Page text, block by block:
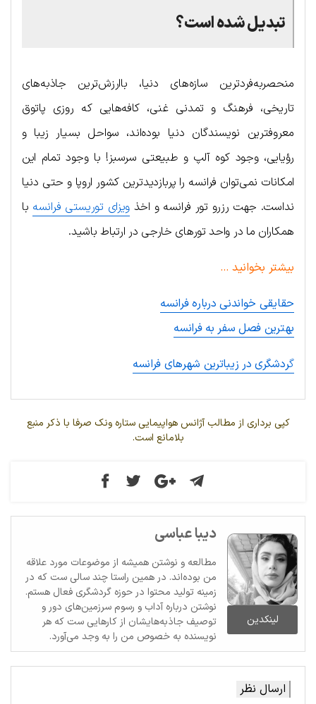
تبدیل شده است؟
منحصربه‌فردترین سازه‌های دنیا، باارزش‌ترین جاذبه‌های
تاریخی، فرهنگ و تمدنی غنی، کافه‌هایی که روزی پاتوق
معروفترین نویسندگان دنیا بوده‌اند، سواحل بسیار زیبا و
رؤیایی، وجود کوه آلپ و طبیعتی سرسبز! با وجود تمام این
امکانات نمی‌توان فرانسه را پربازدیدترین کشور اروپا و حتی دنیا
نداست. جهت رزرو تور فرانسه و اخذ ویزای توریستی فرانسه با
همکاران ما در واحد تورهای خارجی در ارتباط باشید.
بیشتر بخوانید …
حقایقی خواندنی درباره فرانسه
بهترین فصل سفر به فرانسه
گردشگری در زیباترین شهرهای فرانسه
کپی برداری از مطالب آژانس هواپیمایی ستاره ونک صرفا با ذکر منبع
بلامانع است.
لینکدین
دیبا عباسی
مطالعه و نوشتن همیشه از موضوعات مورد علاقه
من بوده‌اند. در همین راستا چند سالی ست که در
زمینه تولید محتوا در حوزه گردشگری فعال هستم.
نوشتن درباره آداب و رسوم سرزمین‌های دور و
توصیف جاذبه‌هایشان از کارهایی ست که هر
نویسنده به خصوص من را به وجد می‌آورد.
ارسال نظر